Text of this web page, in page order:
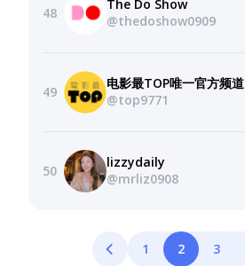
48
The Do Show
@thedoshow0909
49
电影最TOP唯一官方频道
@top9771
50
lizzydaily
@mrliz0908
1 2 3